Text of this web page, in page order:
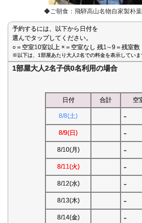
◆ご朝食：飛騨高山名物自家製朴
予約するには、以下から日付を
選んでタップしてください。
○＝空室10室以上 ×＝空室なし 残1∼9＝残室数
※以下は、1部屋あたり大人2名での料金を表示していま
1部屋大人2名子供0名利用の場合
日付 合計 空
8/8(土) -
8/9(日) -
8/10(月) -
8/11(火) -
8/12(水) -
8/13(木) -
8/14(金) -